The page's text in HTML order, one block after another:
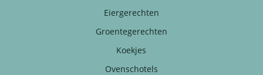
Eiergerechten
Groentegerechten
Koekjes
Ovenschotels